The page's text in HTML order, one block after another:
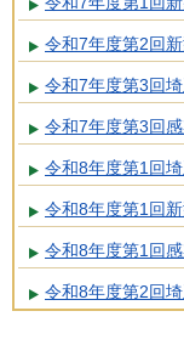
令和7年度第2回
令和7年度第3回
令和7年度第3回
令和8年度第1回
令和8年度第1回
令和8年度第1回
令和8年度第2回